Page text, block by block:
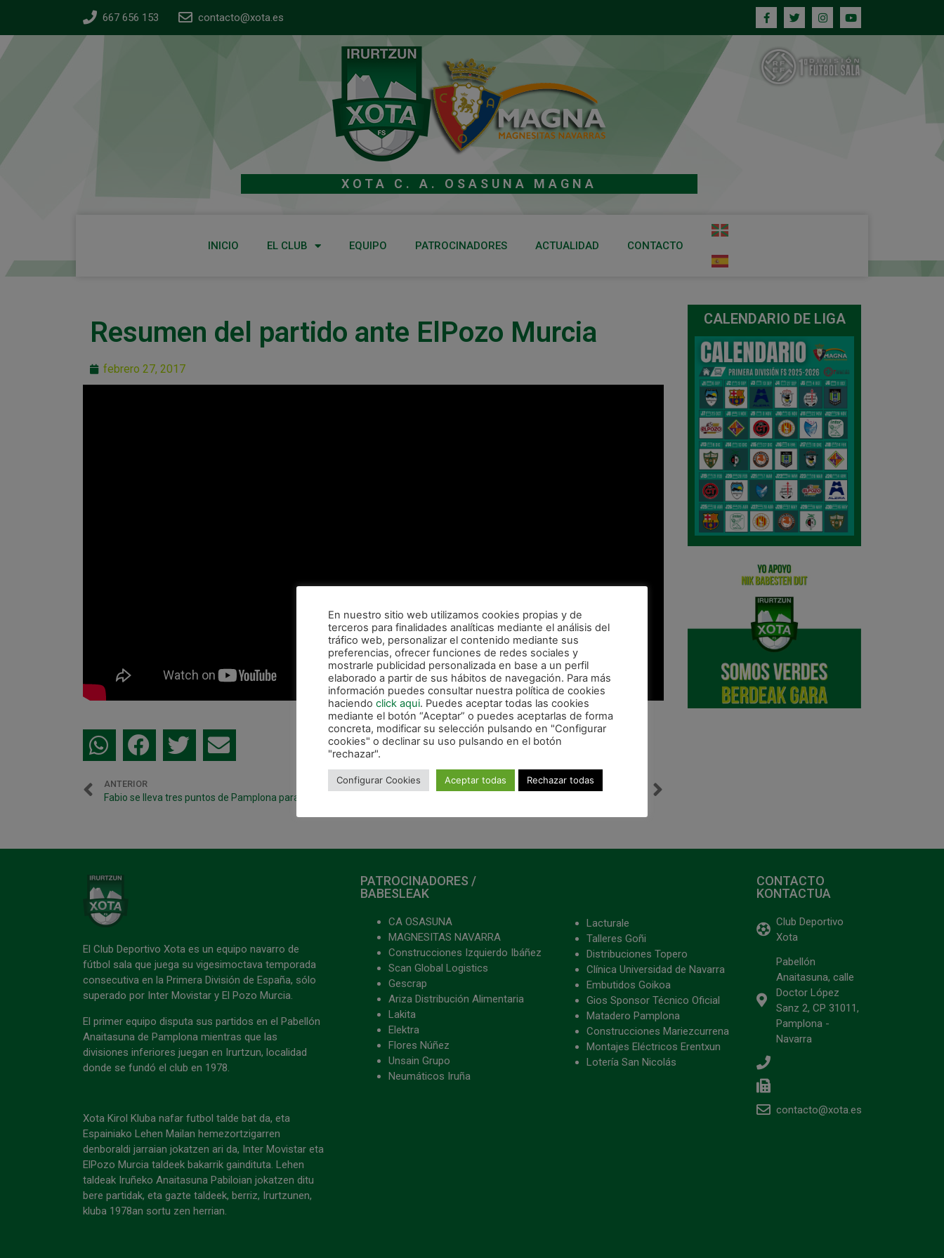
667 656 153 contacto@xota.es
XOTA C. A. OSASUNA MAGNA
INICIO EL CLUB EQUIPO PATROCINADORES ACTUALIDAD CONTACTO
Resumen del partido ante ElPozo Murcia
febrero 27, 2017
ANTERIOR
CALENDARIO DE LIGA
El Club Deportivo Xota es un equipo navarro de
fútbol sala que juega su vigesimoctava temporada
consecutiva en la Primera División de España, sólo
superado por Inter Movistar y El Pozo Murcia.
El primer equipo disputa sus partidos en el Pabellón
Anaitasuna de Pamplona mientras que las
divisiones inferiores juegan en Irurtzun, localidad
donde se fundó el club en 1978.
Xota Kirol Kluba nafar futbol talde bat da, eta
Espainiako Lehen Mailan hemezortzigarren
denboraldi jarraian jokatzen ari da, Inter Movistar eta
ElPozo Murcia taldeek bakarrik gaindituta. Lehen
taldeak Iruñeko Anaitasuna Pabiloian jokatzen ditu
bere partidak, eta gazte taldeek, berriz, Irurtzunen,
kluba 1978an sortu zen herrian.
PATROCINADORES /
BABESLEAK
CA OSASUNA
MAGNESITAS NAVARRA
Construcciones Izquierdo Ibáñez
Scan Global Logistics
Gescrap
Ariza Distribución Alimentaria
Lakita
Elektra
Flores Núñez
Unsain Grupo
Neumáticos Iruña
Lacturale
Talleres Goñi
Distribuciones Topero
Clínica Universidad de Navarra
Embutidos Goikoa
Gios Sponsor Técnico Oficial
Matadero Pamplona
Construcciones Mariezcurrena
Montajes Eléctricos Erentxun
Lotería San Nicolás
CONTACTO
KONTACTUA
Club Deportivo
Xota
Pabellón
Anaitasuna, calle
Doctor López
Sanz 2, CP 31011,
Pamplona -
Navarra
contacto@xota.es
En nuestro sitio web utilizamos cookies propias y de
terceros para finalidades analíticas mediante el análisis del
tráfico web, personalizar el contenido mediante sus
preferencias, ofrecer funciones de redes sociales y
mostrarle publicidad personalizada en base a un perfil
elaborado a partir de sus hábitos de navegación. Para más
información puedes consultar nuestra política de cookies
haciendo click aqui. Puedes aceptar todas las cookies
mediante el botón “Aceptar” o puedes aceptarlas de forma
concreta, modificar su selección pulsando en "Configurar
cookies" o declinar su uso pulsando en el botón
"rechazar".
Configurar Cookies Aceptar todas Rechazar todas